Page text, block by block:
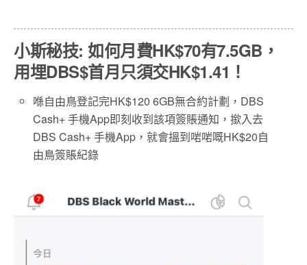
小斯秘技:如何月費HK$70有7.5GB ，
用埋DBS$首月只須交HK$1.41 ！
喺自由鳥登記完HK$120 6GB無合約計劃，DBS
Cash+ 手機App即刻收到該項簽賬通知，撳入去
DBS Cash+ 手機App，就會搵到啱啱嘅HK$20自
由鳥簽賬紀錄